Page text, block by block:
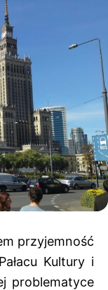
przyjemność
Kultury i
problematyce